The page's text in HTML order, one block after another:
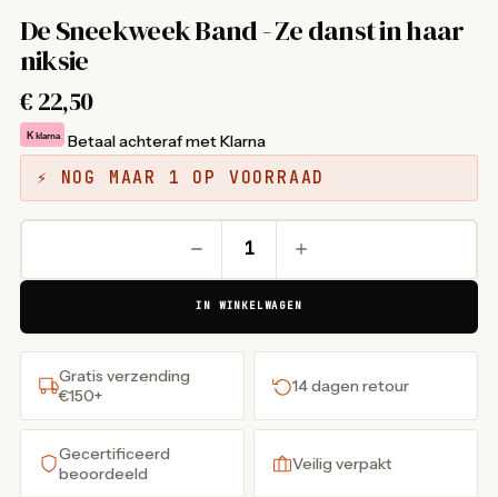
De Sneekweek Band - Ze danst in haar
niksie
€ 22,50
K klarna Betaal achteraf met Klarna
⚡ NOG MAAR 1 OP VOORRAAD
IN WINKELWAGEN
Gratis verzending
€150+
14 dagen retour
Gecertificeerd
beoordeeld
Veilig verpakt